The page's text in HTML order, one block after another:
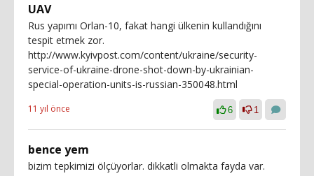
UAV
Rus yapımı Orlan-10, fakat hangi ülkenin kullandığını
tespit etmek zor.
http://www.kyivpost.com/content/ukraine/security-
service-of-ukraine-drone-shot-down-by-ukrainian-
special-operation-units-is-russian-350048.html
11 yıl önce 6 1
bence yem
bizim tepkimizi ölçüyorlar. dikkatli olmakta fayda var.